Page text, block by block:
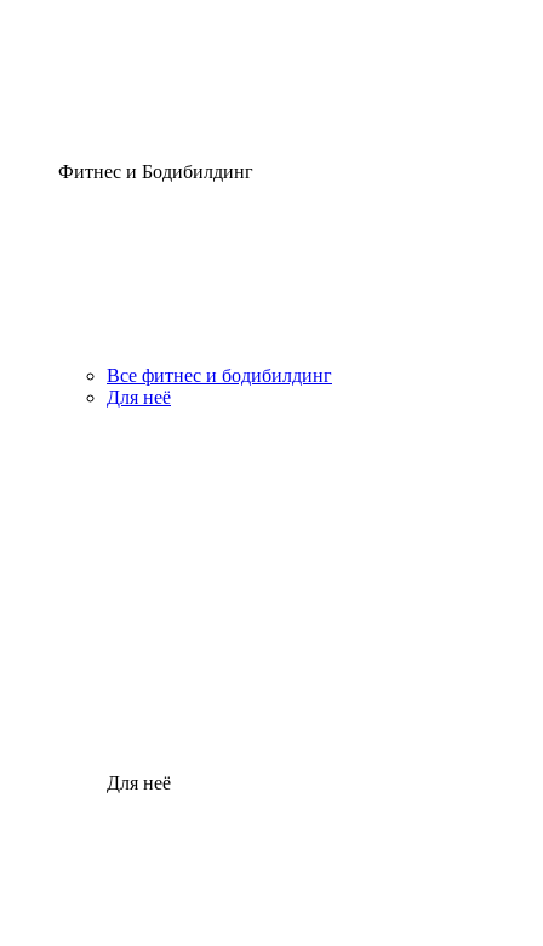
Фитнес и Бодибилдинг
Все фитнес и бодибилдинг
Для неё
Для неё